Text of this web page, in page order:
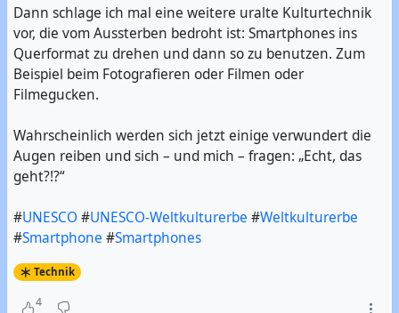
Dann schlage ich mal eine weitere uralte Kulturtechnik
vor, die vom Aussterben bedroht ist: Smartphones ins
Querformat zu drehen und dann so zu benutzen. Zum
Beispiel beim Fotografieren oder Filmen oder
Filmegucken.
Wahrscheinlich werden sich jetzt einige verwundert die
Augen reiben und sich – und mich – fragen: „Echt, das
geht?!?“
#UNESCO #UNESCO-Weltkulturerbe #Weltkulturerbe
#Smartphone #Smartphones
Technik
4